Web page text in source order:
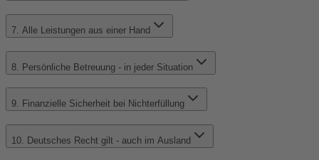
7. Alle Leistungen aus einer Hand
8. Persönliche Betreuung - in jeder Situation
9. Finanzielle Sicherheit bei Nichterfüllung
10. Deutsches Recht gilt - auch im Ausland